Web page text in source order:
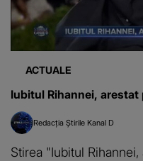
ACTUALE
Iubitul Rihannei,
Redacția Știrile Kanal D
Stirea "Iubitul